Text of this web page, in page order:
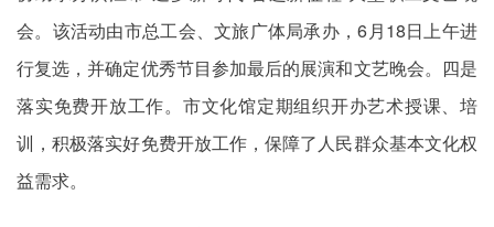
会。该活动由市总工会、文旅广体局承办，6月18日上午进
行复选，并确定优秀节目参加最后的展演和文艺晚会。四是
落实免费开放工作。市文化馆定期组织开办艺术授课、培
训，积极落实好免费开放工作，保障了人民群众基本文化权
益需求。